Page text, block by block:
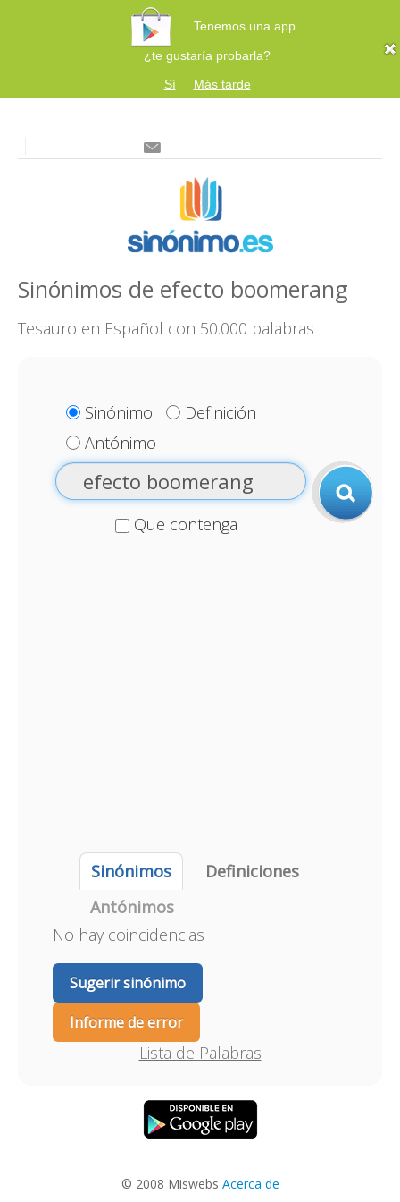
Tenemos una app
¿te gustaría probarla?
Sí
Más tarde
Sinónimos de efecto boomerang
Tesauro en Español con 50.000 palabras
Sinónimo
Definición
Antónimo
Que contenga
Sinónimos
Definiciones
Antónimos
No hay coincidencias
Sugerir sinónimo
Informe de error
Lista de Palabras
© 2008 Miswebs Acerca de